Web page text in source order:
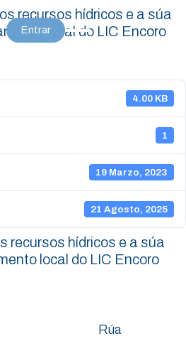
Entrar
recursos hídricos e a súa
local do LIC Encoro
4.00 KB
1
19 Marzo, 2023
21 Agosto, 2025
recursos hídricos e a súa
local do LIC Encoro
Rúa